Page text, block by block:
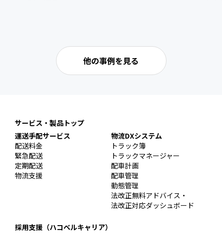
他の事例を見る
サービス・製品トップ
運送手配サービス
配送料金
緊急配送
定期配送
物流支援
物流DXシステム
トラック簿
トラックマネージャー
配車計画
配車管理
動態管理
法改正無料アドバイス・
法改正対応ダッシュボード
採用支援（ハコベルキャリア）